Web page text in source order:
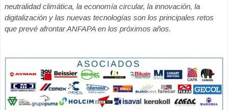
neutralidad climática, la economía circular, la innovación, la
digitalización y las nuevas tecnologías son los principales retos
que prevé afrontar ANFAPA en los próximos años.